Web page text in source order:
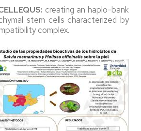
creating an haplo-bank
stem cells characterized by
complex.